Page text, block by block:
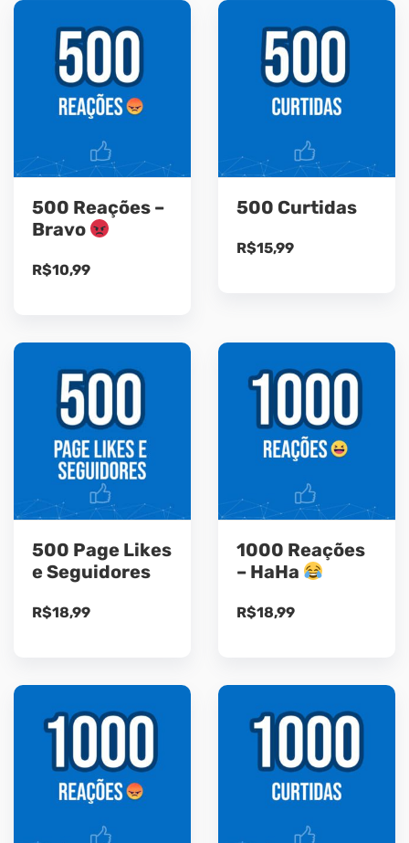
500 Reações –
Bravo
R$10,99
500 Curtidas
R$15,99
500 Page Likes
e Seguidores
R$18,99
1000 Reações
– HaHa
R$18,99